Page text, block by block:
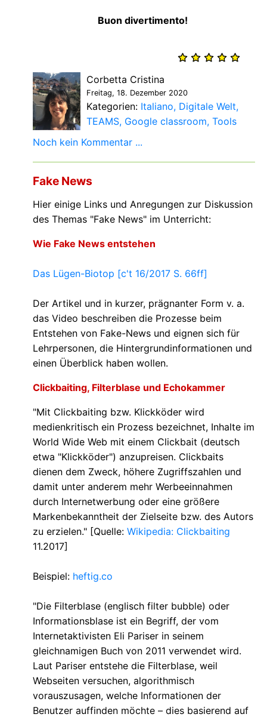
Buon divertimento!
Corbetta Cristina
Freitag, 18. Dezember 2020
Kategorien: Italiano Digitale Welt
TEAMS Google classroom Tools
Noch kein Kommentar ...
Fake News
Hier einige Links und Anregungen zur Diskussion
des Themas "Fake News" im Unterricht:
Wie Fake News entstehen
Das Lügen-Biotop [c't 16/2017 S. 66ff]
Der Artikel und in kurzer, prägnanter Form v. a.
das Video beschreiben die Prozesse beim
Entstehen von Fake-News und eignen sich für
Lehrpersonen, die Hintergrundinformationen und
einen Überblick haben wollen.
Clickbaiting, Filterblase und Echokammer
"Mit Clickbaiting bzw. Klickköder wird
medienkritisch ein Prozess bezeichnet, Inhalte im
World Wide Web mit einem Clickbait (deutsch
etwa "Klickköder") anzupreisen. Clickbaits
dienen dem Zweck, höhere Zugriffszahlen und
damit unter anderem mehr Werbeeinnahmen
durch Internetwerbung oder eine größere
Markenbekanntheit der Zielseite bzw. des Autors
zu erzielen." [Quelle: Wikipedia: Clickbaiting
11.2017]
Beispiel: heftig.co
"Die Filterblase (englisch filter bubble) oder
Informationsblase ist ein Begriff, der vom
Internetaktivisten Eli Pariser in seinem
gleichnamigen Buch von 2011 verwendet wird.
Laut Pariser entstehe die Filterblase, weil
Webseiten versuchen, algorithmisch
vorauszusagen, welche Informationen der
Benutzer auffinden möchte – dies basierend auf